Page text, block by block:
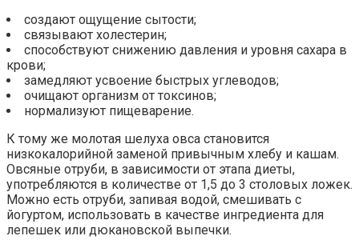
cоздают ощущение сытости;
связывают холестерин;
способствуют снижению давления и уровня сахара в
крови;
замедляют усвоение быстрых углеводов;
очищают организм от токсинов;
нормализуют пищеварение.
К тому же молотая шелуха овса становится
низкокалорийной заменой привычным хлебу и кашам.
Овсяные отруби, в зависимости от этапа диеты,
употребляются в количестве от 1,5 до 3 столовых ложек.
Можно есть отруби, запивая водой, смешивать с
йогуртом, использовать в качестве ингредиента для
лепешек или дюкановской выпечки.